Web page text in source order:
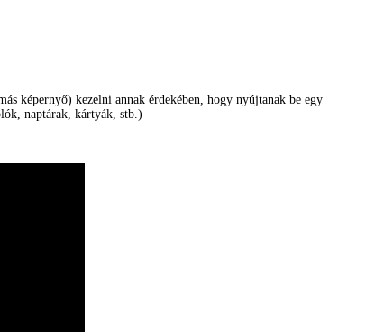
képernyő) kezelni annak érdekében, hogy nyújtanak be egy
naptárak, kártyák, stb.)